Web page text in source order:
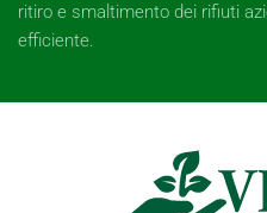
ritiro e smaltimento dei rifiuti
efficiente.